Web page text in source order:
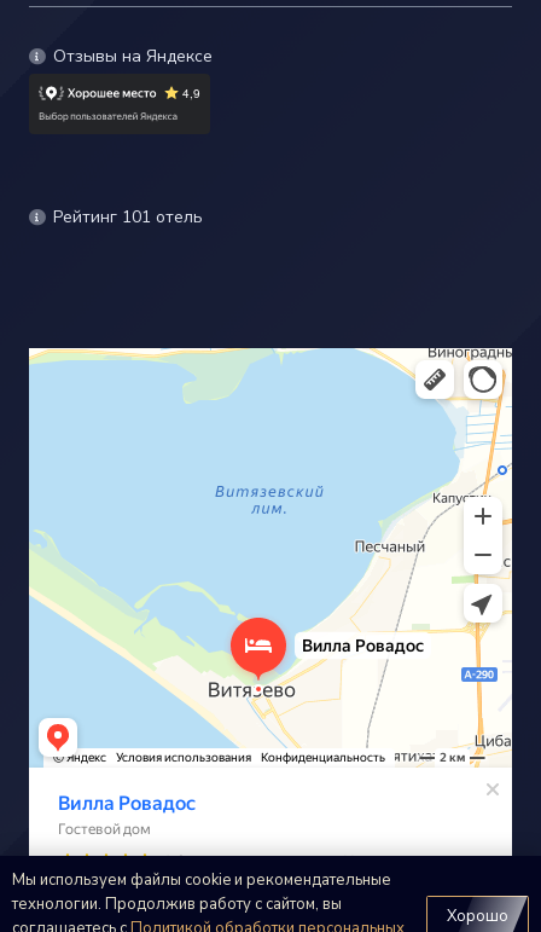
Отзывы на Яндексе
Рейтинг 101 отель
Мы используем файлы cookie и рекомендательные
технологии. Продолжив работу с сайтом, вы
Хорошо